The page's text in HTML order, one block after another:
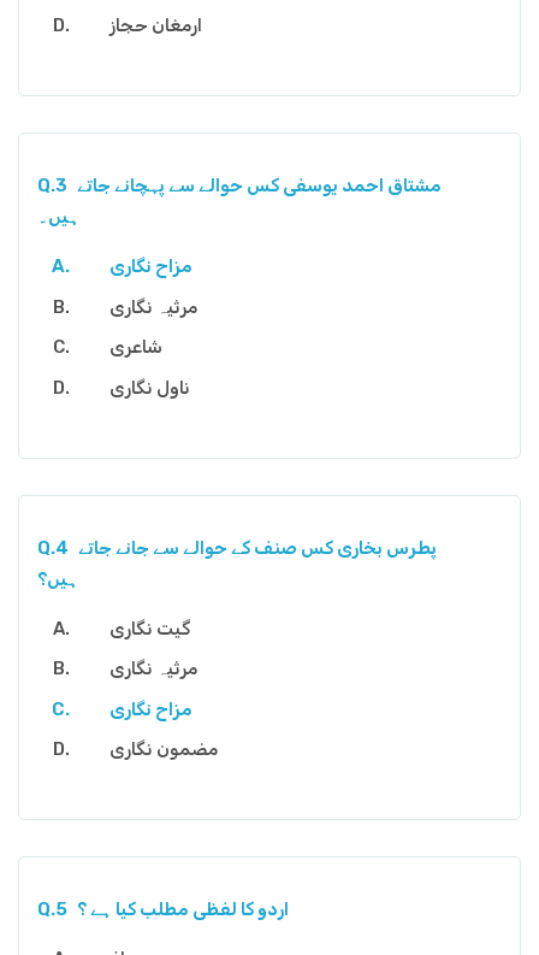
ارمغان حجاز
Q.3 مشتاق احمد یوسفی کس حوالے سے پہچانے جاتے
ہیں۔
مزاح نگاری
مرثیہ نگاری
شاعری
ناول نگاری
Q.4 پطرس بخاری کس صنف کے حوالے سے جانے جاتے
ہیں؟
گیت نگاری
مرثیہ نگاری
مزاح نگاری
مضمون نگاری
Q.5 اردو کا لفظی مطلب کیا ہے ؟